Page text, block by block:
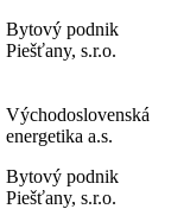
Bytový podnik
Piešťany, s.r.o.
Východoslovenská
energetika a.s.
Bytový podnik
Piešťany, s.r.o.